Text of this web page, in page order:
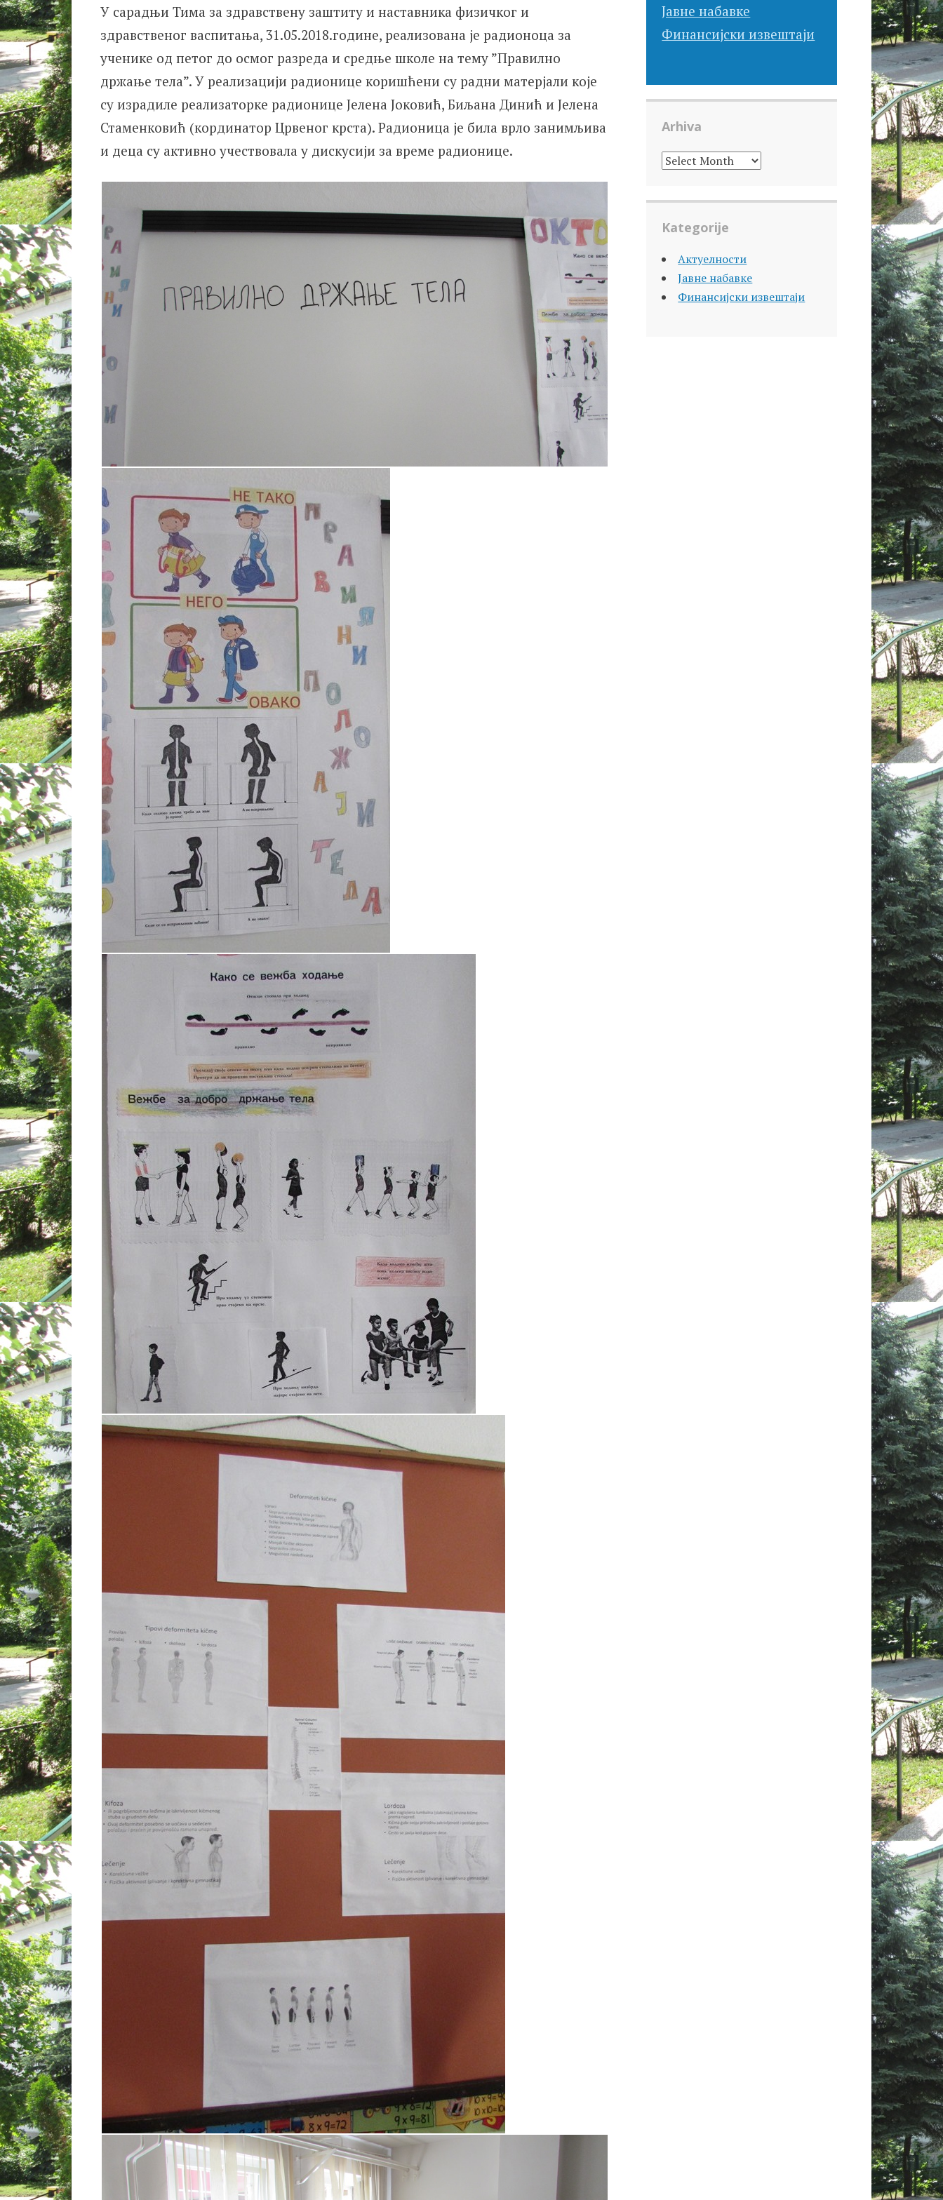
У сарадњи Тима за здравствену заштиту и наставника физичког и
здравственог васпитања, 31.05.2018.године, реализована је радионоца за
ученике од петог до осмог разреда и средње школе на тему ”Правилно
држање тела”. У реализацији радионице коришћени су радни матерјали које
су израдиле реализаторке радионице Јелена Јоковић, Биљана Динић и Јелена
Стаменковић (кординатор Црвеног крста). Радионица је била врло занимљива
и деца су активно учествовала у дискусији за време радионице.
Јавне набавке
Финансијски извештаји
Arhiva
ARHIVA
Kategorije
Актуелности
Јавне набавке
Финансијски извештаји